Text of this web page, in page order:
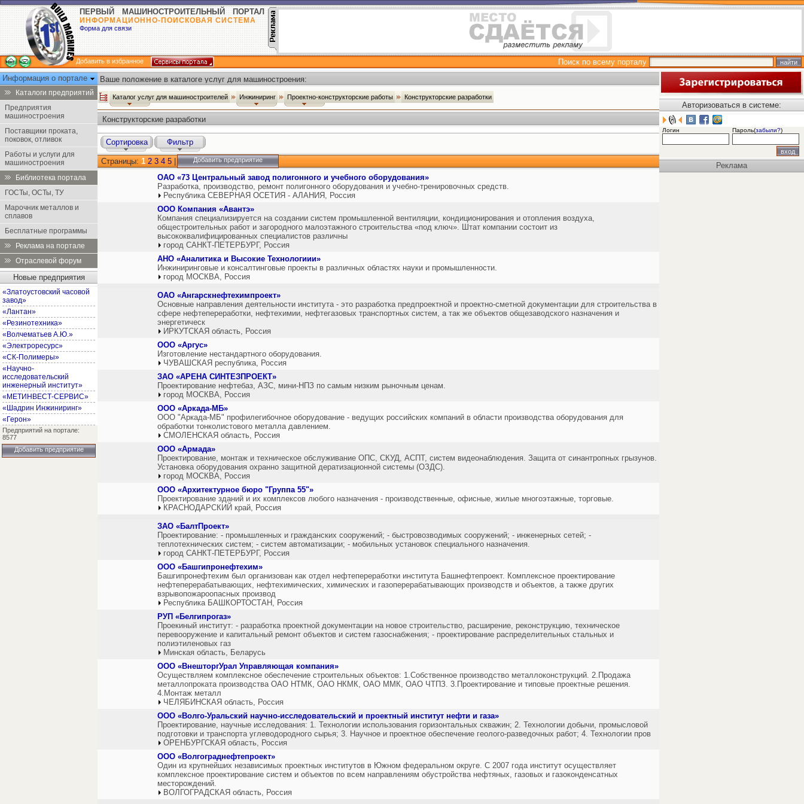
ПЕРВЫЙ МАШИНОСТРОИТЕЛЬНЫЙ ПОРТАЛ
ИНФОРМАЦИОННО-ПОИСКОВАЯ СИСТЕМА
Форма для связи
Добавить в избранное
Поиск по всему порталу
Информация о портале
Каталоги предприятий
Предприятия
машиностроения
Поставщики проката,
поковок, отливок
Работы и услуги для
машиностроения
Библиотека портала
ГОСТы, ОСТы, ТУ
Марочник металлов и
сплавов
Бесплатные программы
Реклама на портале
Отраслевой форум
Новые предприятия
«Златоустовский часовой
завод»
«Лантан»
«Резинотехника»
«Волчематьев А.Ю.»
«Электроресурс»
«СК-Полимеры»
«Научно-
исследовательский
инженерный институт»
«МЕТИНВЕСТ-СЕРВИС»
«Шадрин Инжиниринг»
«Герон»
Предприятий на портале:
8577
Добавить предприятие
Ваше положение в каталоге услуг для машиностроения:
Каталог услуг для машиностроителей Инжиниринг Проектно-конструкторские работы Конструкторские разработки
Конструкторские разработки
Сортировка Фильтр
Страницы: 1 2 3 4 5 Добавить предприятие
ОАО «73 Центральный завод полигонного и учебного оборудования»
Разработка, производство, ремонт полигонного оборудования и учебно-тренировочных средств.
Республика СЕВЕРНАЯ ОСЕТИЯ - АЛАНИЯ, Россия
ООО Компания «Авантэ»
Компания специализируется на создании систем промышленной вентиляции, кондиционирования и отопления воздуха,
общестроительных работ и загородного малоэтажного строительства «под ключ». Штат компании состоит из
высококвалифицированных специалистов различны
город САНКТ-ПЕТЕРБУРГ, Россия
АНО «Аналитика и Высокие Технологиии»
Инжиниринговые и консалтинговые проекты в различных областях науки и промышленности.
город МОСКВА, Россия
ОАО «Ангарскнефтехимпроект»
Основные направления деятельности института - это разработка предпроектной и проектно-сметной документации для строительства в
сфере нефтепереработки, нефтехимии, нефтегазовых транспортных систем, а так же объектов общезаводского назначения и
энергетическ
ИРКУТСКАЯ область, Россия
ООО «Аргус»
Изготовление нестандартного оборудования.
ЧУВАШСКАЯ республика, Россия
ЗАО «АРЕНА СИНТЕЗПРОЕКТ»
Проектирование нефтебаз, АЗС, мини-НПЗ по самым низким рыночным ценам.
город МОСКВА, Россия
ООО «Аркада-МБ»
ООО "Аркада-МБ" профилегибочное оборудование - ведущих российских компаний в области производства оборудования для
обработки тонколистового металла давлением.
СМОЛЕНСКАЯ область, Россия
ООО «Армада»
Проектирование, монтаж и техническое обслуживание ОПС, СКУД, АСПТ, систем видеонаблюдения. Защита от синантропных грызунов.
Установка оборудования охранно защитной дератизационной системы (ОЗДС).
город МОСКВА, Россия
ООО «Архитектурное бюро "Группа 55"»
Проектирование зданий и их комплексов любого назначения - производственные, офисные, жилые многоэтажные, торговые.
КРАСНОДАРСКИЙ край, Россия
ЗАО «БалтПроект»
Проектирование: - промышленных и гражданских сооружений; - быстровозводимых сооружений; - инженерных сетей; -
теплотехнических систем; - систем автоматизации; - мобильных установок специального назначения.
город САНКТ-ПЕТЕРБУРГ, Россия
ООО «Башгипронефтехим»
Башгипронефтехим был организован как отдел нефтепереработки института Башнефтепроект. Комплексное проектирование
нефтеперерабатывающих, нефтехимических, химических и газоперерабатывающих производств и объектов, а также других
взрывопожароопасных производ
Республика БАШКОРТОСТАН, Россия
РУП «Белгипрогаз»
Проекиный институт: - разработка проектной документации на новое строительство, расширение, реконструкцию, техническое
перевооружение и капитальный ремонт объектов и систем газоснабжения; - проектирование распределительных стальных и
полиэтиленовых газ
Минская область, Беларусь
ООО «ВнешторгУрал Управляющая компания»
Осуществляем комплексное обеспечение строительных объектов: 1.Собственное производство металлоконструкций. 2.Продажа
металлопроката производства ОАО НТМК, ОАО НКМК, ОАО ММК, ОАО ЧТПЗ. 3.Проектирование и типовые проектные решения.
4.Монтаж металл
ЧЕЛЯБИНСКАЯ область, Россия
ООО «Волго-Уральский научно-исследовательский и проектный институт нефти и газа»
Проектирование, научные исследования: 1. Технологии использования горизонтальных скважин; 2. Технологии добычи, промысловой
подготовки и транспорта углеводородного сырья; 3. Научное и проектное обеспечение геолого-разведочных работ; 4. Технологии пров
ОРЕНБУРГСКАЯ область, Россия
ООО «Волгограднефтепроект»
Один из крупнейших независимых проектных институтов в Южном федеральном округе. С 2007 года институт осуществляет
комплексное проектирование систем и объектов по всем направлениям обустройства нефтяных, газовых и газоконденсатных
месторождений.
ВОЛГОГРАДСКАЯ область, Россия
Авторизоваться в системе:
Логин Пароль(забыли?)
Реклама